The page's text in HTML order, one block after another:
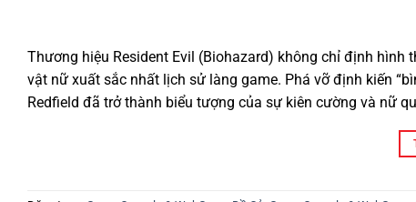
Thương hiệu Resident Evil (Biohazard) không chỉ định hình
vật nữ xuất sắc nhất lịch sử làng game. Phá vỡ định kiến
Redfield đã trở thành biểu tượng của sự kiên cường và nữ